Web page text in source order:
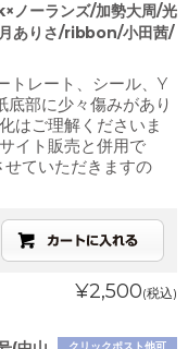
ーランズ/加勢大周/光
ありさ/ribbon/小田茜/
トレート、シール、Y
部に少々傷みがあり
はご理解くださいま
イト販売と併用で
ていただきますの
¥2,500(税込)